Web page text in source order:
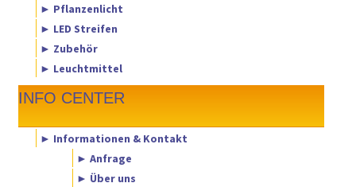
► Pflanzenlicht
► LED Streifen
► Zubehör
► Leuchtmittel
INFO CENTER
► Informationen & Kontakt
► Anfrage
► Über uns